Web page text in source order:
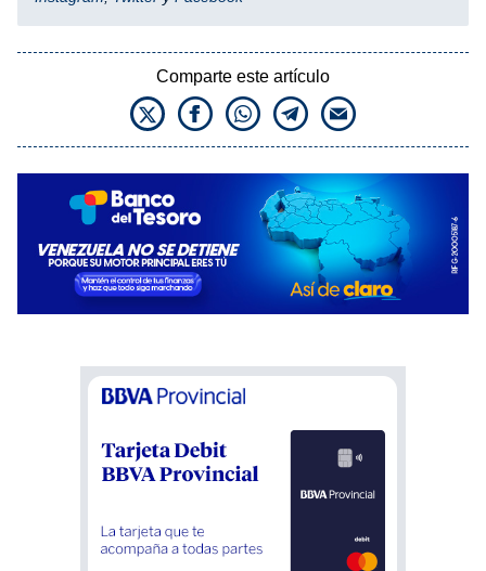
Comparte este artículo